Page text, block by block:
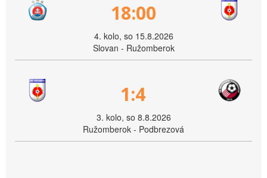
18:00
4. kolo, so 15.8.2026
Slovan - Ružomberok
1:4
3. kolo, so 8.8.2026
Ružomberok - Podbrezová